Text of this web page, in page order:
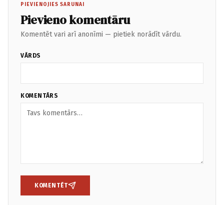
PIEVIENOJIES SARUNAI
Pievieno komentāru
Komentēt vari arī anonīmi — pietiek norādīt vārdu.
VĀRDS
KOMENTĀRS
KOMENTĒT